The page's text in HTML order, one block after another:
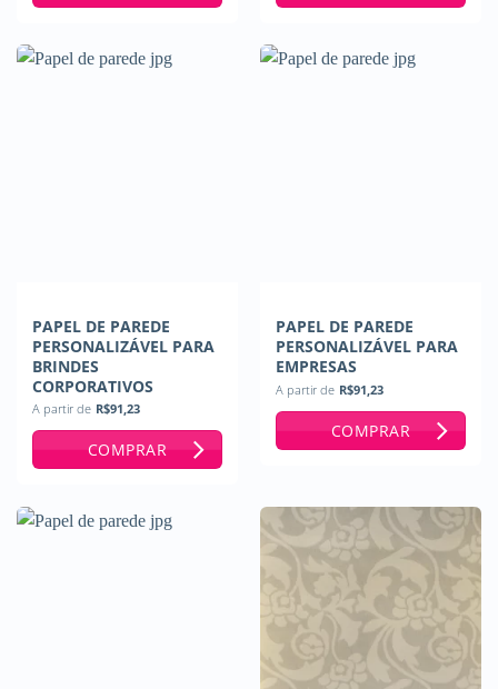
PAPEL DE PAREDE
PERSONALIZÁVEL PARA
BRINDES
CORPORATIVOS
A partir de R$91,23
COMPRAR
PAPEL DE PAREDE
PERSONALIZÁVEL PARA
EMPRESAS
A partir de R$91,23
COMPRAR